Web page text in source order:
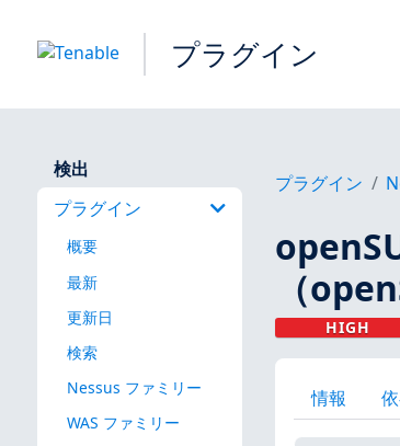
プラグイン
検出
プラグイン
概要
最新
更新日
検索
Nessus ファミリー
WAS ファミリー
プラグイン
（
HIGH
情報